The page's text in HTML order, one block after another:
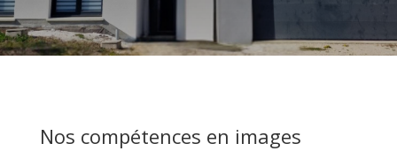
Nos compétences en images